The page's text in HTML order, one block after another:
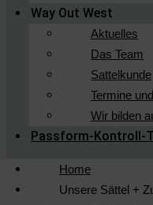
Way Out West
Aktuelles
Das Team
Sattelkunde
Termine
Wir bilden
Passform-Kontroll-
Home
Unsere Sättel +